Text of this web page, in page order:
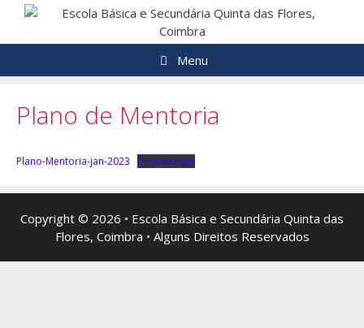
Saltar
o
Menu
Plano de Mentoria
Plano-Mentoria-jan-2023 Descarregar
Copyright © 2026 • Escola Básica e Secundária Quinta das
Flores, Coimbra • Alguns Direitos Reservados